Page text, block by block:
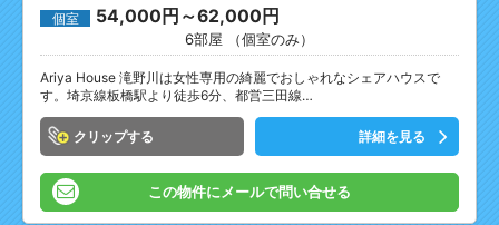
個室 54,000円～62,000円
6部屋 （個室のみ）
Ariya House 滝野川は女性専用の綺麗でおしゃれなシェアハウスで
す。埼京線板橋駅より徒歩6分、都営三田線…
クリップ 詳細を見る
この物件にメールで問い合せる